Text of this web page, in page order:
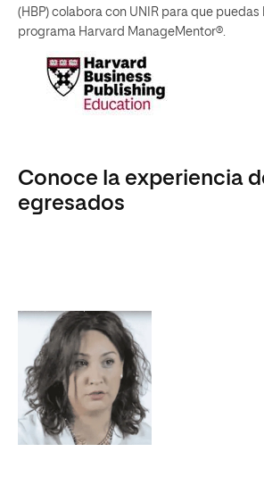
(HBP) colabora con UNIR para que puedas
programa Harvard ManageMentor®.
Conoce la experiencia
egresados